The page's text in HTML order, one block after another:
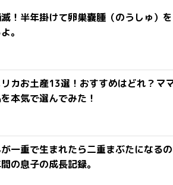
！半年掛けて卵巣嚢腫（のうしゅ）
。
カお土産13選！おすすめはどれ？マ
本気で選んでみた！
一重で生まれたら二重まぶたになる
の息子の成長記録。